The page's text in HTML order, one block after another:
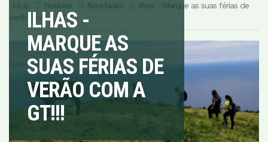
Início Notícias Novidades
Ilhas - Marque as suas férias de
Verão com a GT!!!
ILHAS -
MARQUE AS
SUAS FÉRIAS DE
VERÃO COM A
GT!!!